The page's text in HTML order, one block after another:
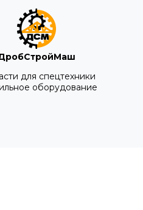
для спецтехники
оборудование